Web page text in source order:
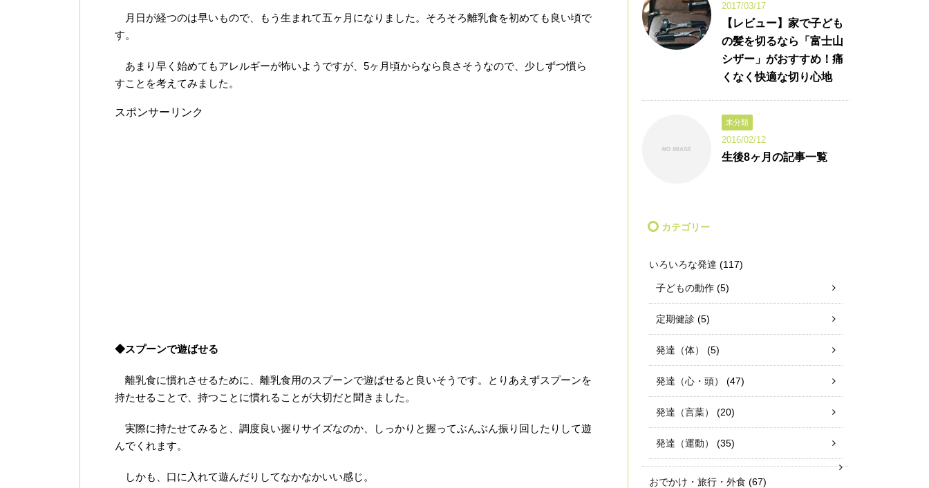
月日が経つのは早いもので、もう生まれて五ヶ月になりました。そろそろ離乳食を初めても良い頃で
す。
あまり早く始めてもアレルギーが怖いようですが、5ヶ月頃からなら良さそうなので、少しずつ慣ら
すことを考えてみました。
スポンサーリンク
◆スプーンで遊ばせる
離乳食に慣れさせるために、離乳食用のスプーンで遊ばせると良いそうです。とりあえずスプーンを
持たせることで、持つことに慣れることが大切だと聞きました。
実際に持たせてみると、調度良い握りサイズなのか、しっかりと握ってぶんぶん振り回したりして遊
んでくれます。
しかも、口に入れて遊んだりしてなかなかいい感じ。
2017/03/17
【レビュー】家で子ども
の髪を切るなら「富士山
シザー」がおすすめ！痛
くなく快適な切り心地
未分類
2016/02/12
生後8ヶ月の記事一覧
カテゴリー
いろいろな発達 (117)
子どもの動作 (5)
定期健診 (5)
発達（体） (5)
発達（心・頭） (47)
発達（言葉） (20)
発達（運動） (35)
おでかけ・旅行・外食 (67)